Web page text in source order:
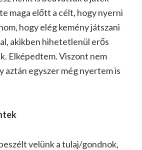
maga előtt a célt, hogy nyerni
hogy elég kemény játszani
akikben hihetetlenül erős
Elképedtem. Viszont nem
aztán egyszer még nyertem is
velünk a tulaj/gondnok,